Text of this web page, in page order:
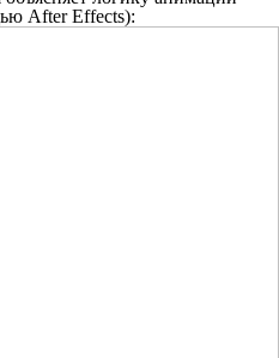
After Effects):